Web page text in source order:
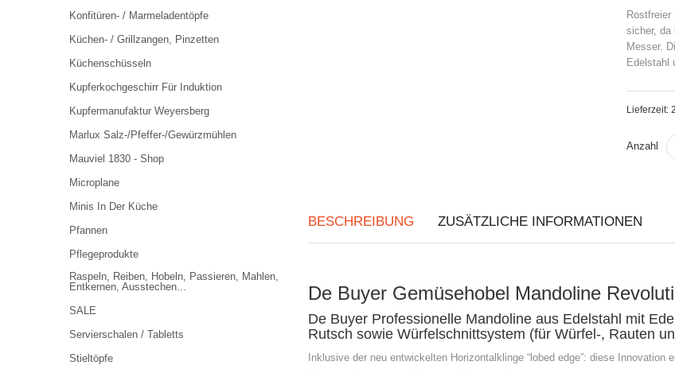
sicher, da
Messer.
Edelstahl
Lieferzeit:
Anzahl
BESCHREIBUNG ZUSÄTZLICHE INFORMATIONEN
De Buyer Gemüsehobel Mandoline
De Buyer Professionelle Mandoline aus Edelstahl mit
Rutsch sowie Würfelschnittsystem (für Würfel-, Rauten
Inklusive der neu entwickelten Horizontalklinge “lobed edge”: diese
Konfitüren- / Marmeladentöpfe
Küchen- / Grillzangen, Pinzetten
Küchenschüsseln
Kupferkochgeschirr Für Induktion
Kupfermanufaktur Weyersberg
Marlux Salz-/Pfeffer-/Gewürzmühlen
Mauviel 1830 - Shop
Microplane
Minis In Der Küche
Pfannen
Pflegeprodukte
Raspeln, Reiben, Hobeln, Passieren, Mahlen,
Entkernen, Ausstechen...
SALE
Servierschalen / Tabletts
Stieltöpfe